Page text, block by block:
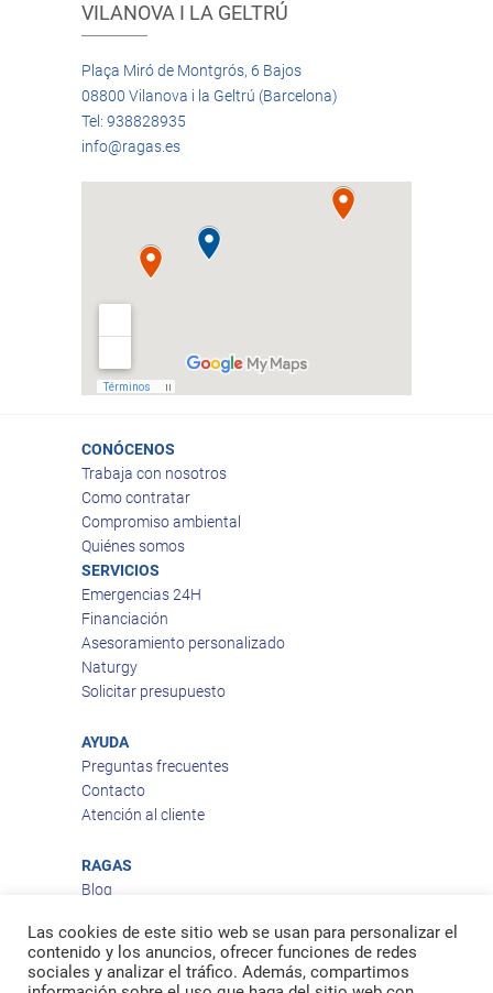
VILANOVA I LA GELTRÚ
Plaça Miró de Montgrós, 6 Bajos
08800 Vilanova i la Geltrú (Barcelona)
Tel: 938828935
info@ragas.es
CONÓCENOS
Trabaja con nosotros
Como contratar
Compromiso ambiental
Quiénes somos
SERVICIOS
Emergencias 24H
Financiación
Asesoramiento personalizado
Naturgy
Solicitar presupuesto
AYUDA
Preguntas frecuentes
Contacto
Atención al cliente
RAGAS
Blog
Política de privacidad
Política de cookies
Política de envío
Las cookies de este sitio web se usan para personalizar el
contenido y los anuncios, ofrecer funciones de redes
sociales y analizar el tráfico. Además, compartimos